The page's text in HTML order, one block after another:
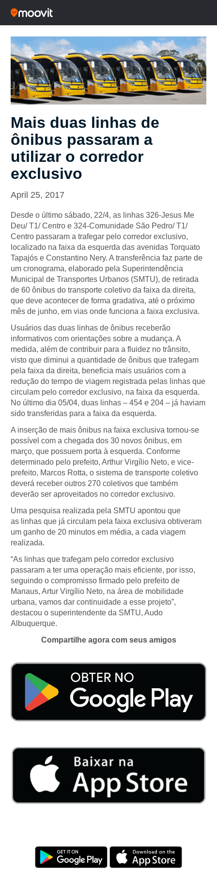
Mais duas linhas de
ônibus passaram a
utilizar o corredor
exclusivo
April 25, 2017
Desde o último sábado, 22/4, as linhas 326-Jesus Me
Deu/ T1/ Centro e 324-Comunidade São Pedro/ T1/
Centro passaram a trafegar pelo corredor exclusivo,
localizado na faixa da esquerda das avenidas Torquato
Tapajós e Constantino Nery. A transferência faz parte de
um cronograma, elaborado pela Superintendência
Municipal de Transportes Urbanos (SMTU), de retirada
de 60 ônibus do transporte coletivo da faixa da direita,
que deve acontecer de forma gradativa, até o próximo
mês de junho, em vias onde funciona a faixa exclusiva.
Usuários das duas linhas de ônibus receberão
informativos com orientações sobre a mudança. A
medida, além de contribuir para a fluidez no trânsito,
visto que diminui a quantidade de ônibus que trafegam
pela faixa da direita, beneficia mais usuários com a
redução do tempo de viagem registrada pelas linhas que
circulam pelo corredor exclusivo, na faixa da esquerda.
No último dia 05/04, duas linhas – 454 e 204 – já haviam
sido transferidas para a faixa da esquerda.
A inserção de mais ônibus na faixa exclusiva tornou-se
possível com a chegada dos 30 novos ônibus, em
março, que possuem porta à esquerda. Conforme
determinado pelo prefeito, Arthur Virgílio Neto, e vice-
prefeito, Marcos Rotta, o sistema de transporte coletivo
deverá receber outros 270 coletivos que também
deverão ser aproveitados no corredor exclusivo.
Uma pesquisa realizada pela SMTU apontou que
as linhas que já circulam pela faixa exclusiva obtiveram
um ganho de 20 minutos em média, a cada viagem
realizada.
“As linhas que trafegam pelo corredor exclusivo
passaram a ter uma operação mais eficiente, por isso,
seguindo o compromisso firmado pelo prefeito de
Manaus, Artur Virgílio Neto, na área de mobilidade
urbana, vamos dar continuidade a esse projeto”,
destacou o superintendente da SMTU, Audo
Albuquerque.
Compartilhe agora com seus amigos